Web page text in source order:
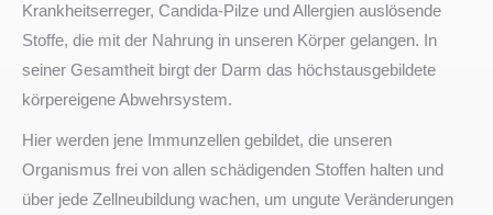
Krankheitserreger, Candida-Pilze und Allergien auslösende
Stoffe, die mit der Nahrung in unseren Körper gelangen. In
seiner Gesamtheit birgt der Darm das höchstausgebildete
körpereigene Abwehrsystem.
Hier werden jene Immunzellen gebildet, die unseren
Organismus frei von allen schädigenden Stoffen halten und
über jede Zellneubildung wachen, um ungute Veränderungen